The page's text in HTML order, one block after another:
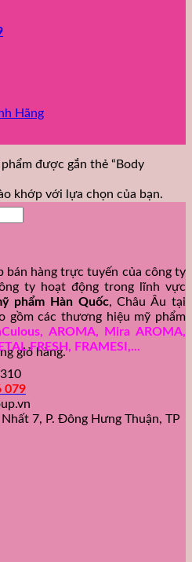
giỏ hàng.
Hãng
được gắn thẻ “Body
khớp với lựa chọn của bạn.
bán hàng trực tuyến của công ty
ty hoạt động trong lĩnh vực
phẩm Hàn Quốc, Châu Âu tại
gồm các thương hiệu mỹ phẩm
AROMA, Mira AROMA,
FRESH, FRAMESI,...
079
7, P. Đông Hưng Thuận, TP